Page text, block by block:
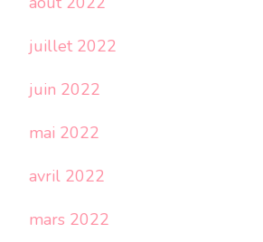
juillet 2022
juin 2022
mai 2022
avril 2022
mars 2022